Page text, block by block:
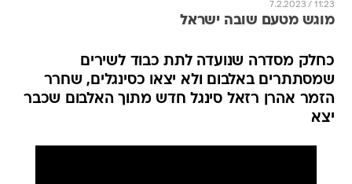
7.2.2023 / 11:23
מוגש מטעם שובה ישראל
כחלק מסדרה שנועדה לתת כבוד לשירים
שמסתתרים באלבום ולא יצאו כסינגלים, שחרר
הזמר אהרן רזאל סינגל חדש מתוך האלבום שכבר
יצא